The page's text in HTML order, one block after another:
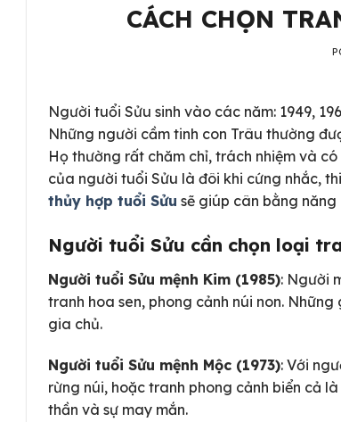
CÁCH CHỌN
Người tuổi Sửu sinh vào các năm: 1949,
Những người cầm tinh con Trâu thường
Họ thường rất chăm chỉ, trách nhiệm và
của người tuổi Sửu là đôi khi cứng nhắc,
thủy hợp tuổi Sửu sẽ giúp cân bằng
Người tuổi Sửu cần chọn loại
Người tuổi Sửu mệnh Kim (1985): Người
tranh hoa sen, phong cảnh núi non.
gia chủ.
Người tuổi Sửu mệnh Mộc (1973): Với
rừng núi, hoặc tranh phong cảnh biển cả
thần và sự may mắn.